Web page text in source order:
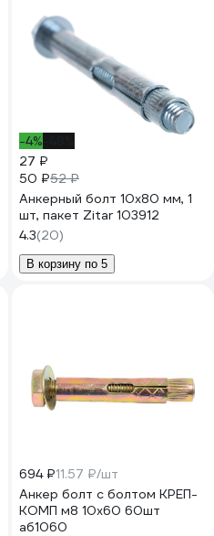
-4%
27 ₽
50 ₽52 ₽
Анкерный болт 10x80 мм, 1
шт, пакет Zitar 103912
4.3(20)
В корзину по 5
694 ₽11.57 ₽/шт
Анкер болт с болтом КРЕП-
КОМП м8 10х60 60шт
аб1060